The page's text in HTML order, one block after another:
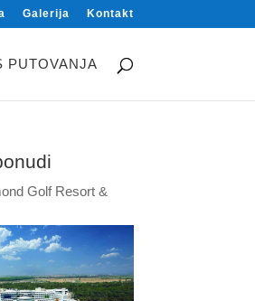
Galerija Kontakt
PUTOVANJA
Golf Resort &